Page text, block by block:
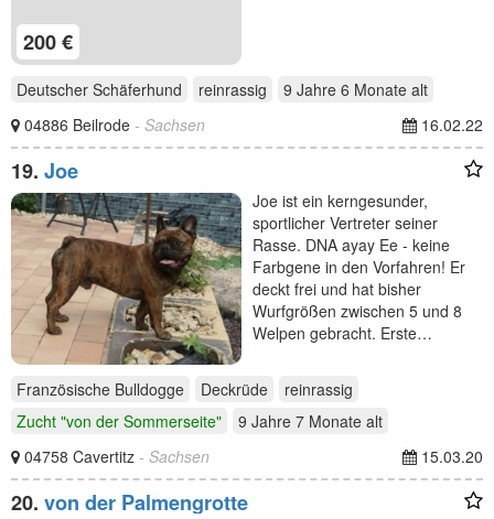
200 €
Deutscher Schäferhund reinrassig 9 Jahre 6 Monate alt
04886 Beilrode - Sachsen 16.02.22
19. Joe
Joe ist ein kerngesunder,
sportlicher Vertreter seiner
Rasse. DNA ayay Ee - keine
Farbgene in den Vorfahren! Er
deckt frei und hat bisher
Wurfgrößen zwischen 5 und 8
Welpen gebracht. Erste…
Französische Bulldogge Deckrüde
reinrassig
Zucht "von der Sommerseite"
9 Jahre 7 Monate alt
04758 Cavertitz - Sachsen 15.03.20
20. von der Palmengrotte